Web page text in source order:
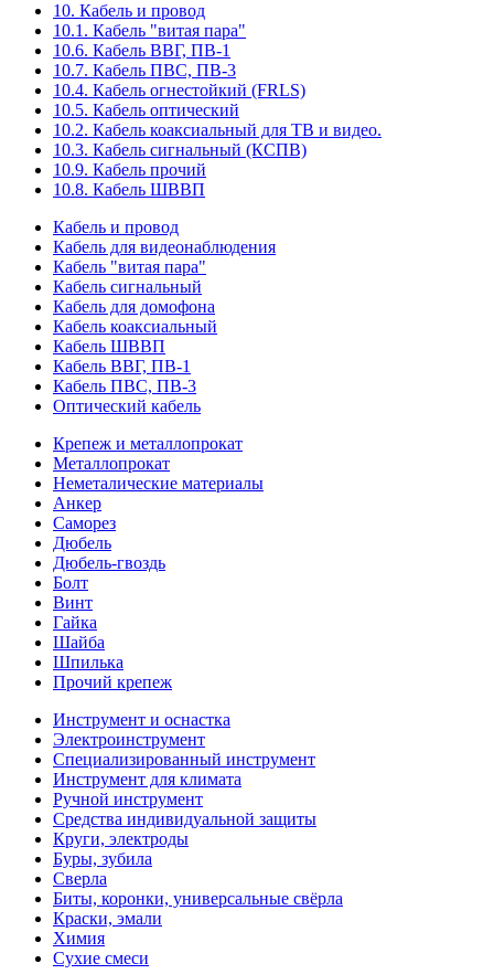
10. Кабель и провод
10.1. Кабель "витая пара"
10.6. Кабель ВВГ, ПВ-1
10.7. Кабель ПВС, ПВ-3
10.4. Кабель огнестойкий (FRLS)
10.5. Кабель оптический
10.2. Кабель коаксиальный для ТВ и видео.
10.3. Кабель сигнальный (КСПВ)
10.9. Кабель прочий
10.8. Кабель ШВВП
Кабель и провод
Кабель для видеонаблюдения
Кабель "витая пара"
Кабель сигнальный
Кабель для домофона
Кабель коаксиальный
Кабель ШВВП
Кабель ВВГ, ПВ-1
Кабель ПВС, ПВ-3
Оптический кабель
Крепеж и металлопрокат
Металлопрокат
Неметалические материалы
Анкер
Саморез
Дюбель
Дюбель-гвоздь
Болт
Винт
Гайка
Шайба
Шпилька
Прочий крепеж
Инструмент и оснастка
Электроинструмент
Специализированный инструмент
Инструмент для климата
Ручной инструмент
Средства индивидуальной защиты
Круги, электроды
Буры, зубила
Сверла
Биты, коронки, универсальные свёрла
Краски, эмали
Химия
Сухие смеси